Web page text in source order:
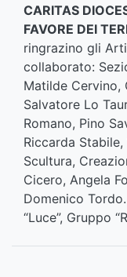
CARITAS
FAVORE DEI
ringrazino gli
collaborato:
Matilde Cervino,
Salvatore Lo
Romano, Pino
Riccarda
Scultura,
Cicero, Angela
Domenico
“Luce”, Gruppo